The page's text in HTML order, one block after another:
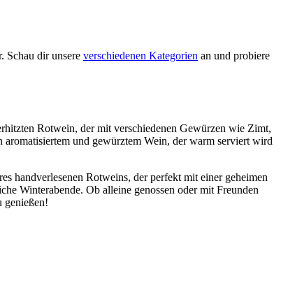
Schau dir unsere verschiedenen Kategorien an und probiere
Rotwein, der mit verschiedenen Gewürzen wie Zimt,
und gewürztem Wein, der warm serviert wird
handverlesenen Rotweins, der perfekt mit einer geheimen
Winterabende. Ob alleine genossen oder mit Freunden
genießen!